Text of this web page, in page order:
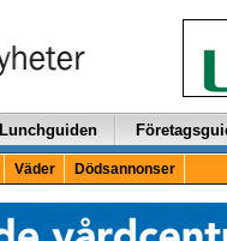
Lunchguiden
Väder Dödsannonser